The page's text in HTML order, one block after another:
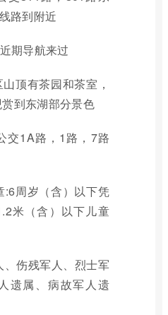
路到附近
期导航来过
顶有茶园和茶室，
到东湖部分景色
交1A路，1路，7路
:6周岁（含）以下凭
米（含）以下儿童
、伤残军人、烈士军
遗属、病故军人遗